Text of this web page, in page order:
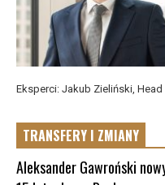
Eksperci: Jakub Zieliński, Head
TRANSFERY I ZMIANY
Aleksander Gawroński